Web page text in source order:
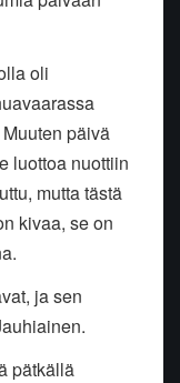
oli
päivä
luottoa nuottiin
mutta tästä
kivaa, se on
ja sen
pätkällä